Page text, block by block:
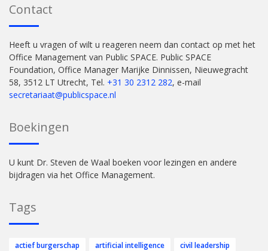
Contact
Heeft u vragen of wilt u reageren neem dan contact op met het
Office Management van Public SPACE. Public SPACE
Foundation, Office Manager Marijke Dinnissen, Nieuwegracht
58, 3512 LT Utrecht, Tel. +31 30 2312 282, e-mail
secretariaat@publicspace.nl
Boekingen
U kunt Dr. Steven de Waal boeken voor lezingen en andere
bijdragen via het Office Management.
Tags
actief burgerschap artificial intelligence
civil leadership